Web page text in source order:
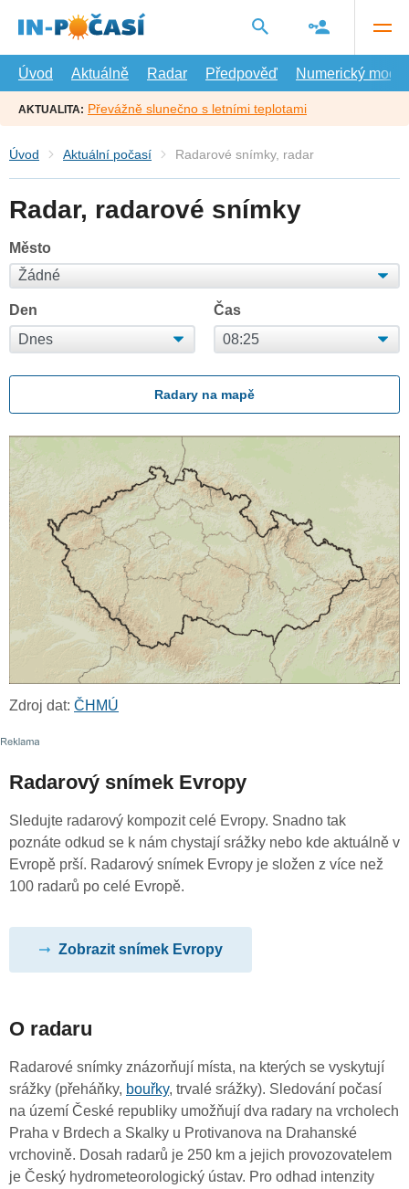
hlavní
Úvod
Aktuálně Radar Předpověď Numerický model
AKTUALITA: Převážně slunečno s letními teplotami
Úvod Aktuální počasí Radarové snímky, radar
Radar, radarové snímky
Město
Den Čas
Radary na mapě
Zdroj dat: ČHMÚ
Radarový snímek Evropy
Sledujte radarový kompozit celé Evropy. Snadno tak
poznáte odkud se k nám chystají srážky nebo kde aktuálně v
Evropě prší. Radarový snímek Evropy je složen z více než
100 radarů po celé Evropě.
Zobrazit snímek Evropy
O radaru
Radarové snímky znázorňují místa, na kterých se vyskytují
srážky (přeháňky, bouřky, trvalé srážky). Sledování počasí
na území České republiky umožňují dva radary na vrcholech
Praha v Brdech a Skalky u Protivanova na Drahanské
vrchovině. Dosah radarů je 250 km a jejich provozovatelem
je Český hydrometeorologický ústav. Pro odhad intenzity